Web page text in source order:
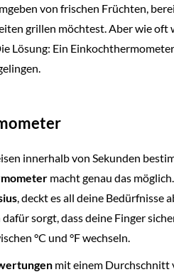
von frischen Früchten,
grillen möchtest. Aber wie
Lösung: Ein
innerhalb von Sekunden
macht genau das
, deckt es all deine Bedürfnisse
sorgt, dass deine Finger
°C und °F wechseln.
mit einem Durchschnitt